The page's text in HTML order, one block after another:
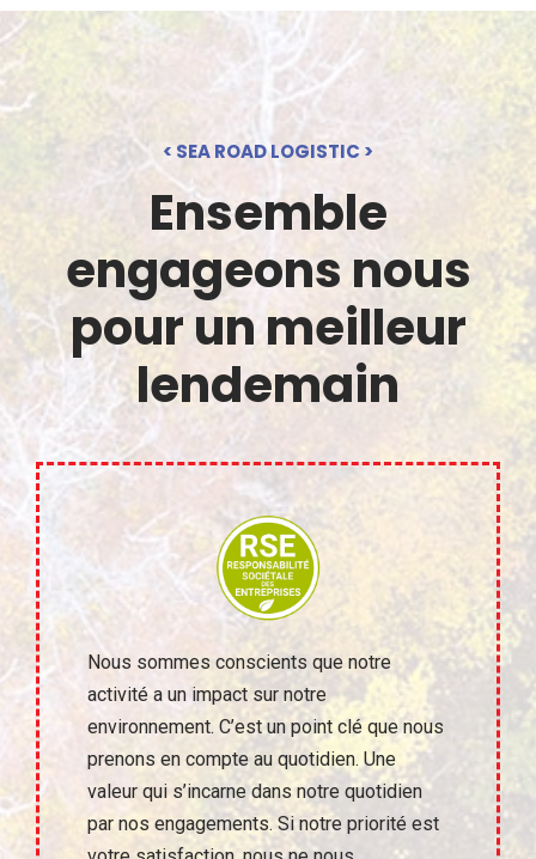
< SEA ROAD LOGISTIC >
Ensemble
engageons nous
pour un meilleur
lendemain
Nous sommes conscients que notre
activité a un impact sur notre
environnement. C’est un point clé que nous
prenons en compte au quotidien. Une
valeur qui s’incarne dans notre quotidien
par nos engagements. Si notre priorité est